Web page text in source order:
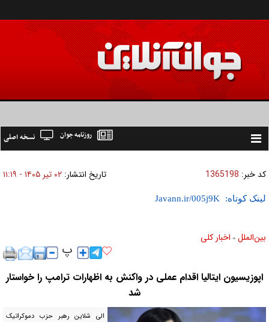
Toggle
نسخه اصلی روزنامه جوان
کد خبر: 1365198 تاریخ انتشار: ۰۲ تير ۱۴۰۵ - ۱۱:۱۹
لینک کوتاه:
بين‌الملل » اخبار كلی
اپوزیسیون ایتالیا اقدام عملی در واکنش به اظهارات ترامپ را خواستار
شد
الی شلاین رهبر حزب دموکراتیک